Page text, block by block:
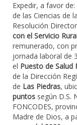
Expedir, a favor de:
de las Ciencias de
Resolución
con el Servicio
remunerado, con
jornada laboral de
el Puesto de Salud
de la Dirección
de Las Piedras,
puntos según D.S.
FONCODES,
Madre de Dios, a